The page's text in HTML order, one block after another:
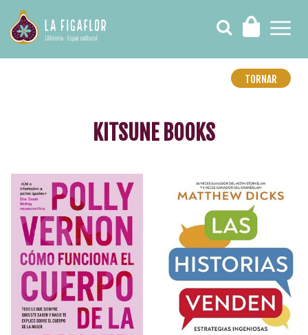
TORNAR
KITSUNE BOOKS